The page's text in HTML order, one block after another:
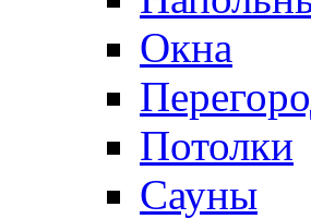
Окна
Потолки
Сауны